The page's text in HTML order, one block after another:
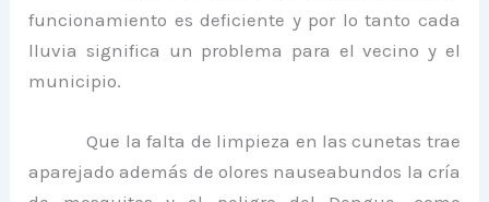
funcionamiento es deficiente y por lo tanto cada
lluvia significa un problema para el vecino y el
municipio.
Que la falta de limpieza en las cunetas trae
aparejado además de olores nauseabundos la cría